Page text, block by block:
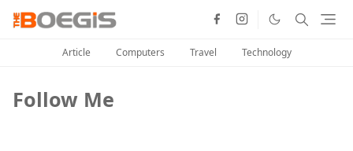
Article Computers Travel Technology
Follow Me